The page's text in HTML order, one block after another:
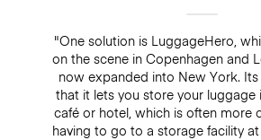
"One solution is LuggageHero,
on the scene in Copenhagen and
now expanded into New York.
that it lets you store your luggage
café or hotel, which is often more
having to go to a storage facility